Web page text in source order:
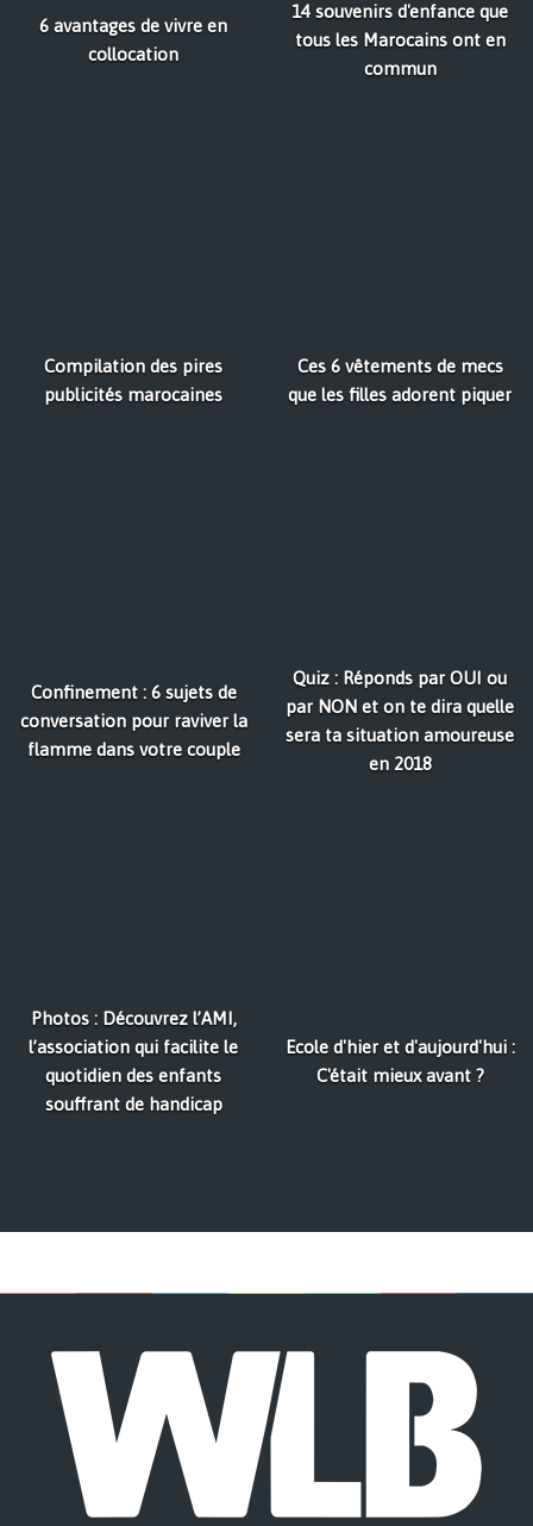
6 avantages de vivre en
collocation
14 souvenirs d'enfance que
tous les Marocains ont en
commun
Compilation des pires
publicités marocaines
Ces 6 vêtements de mecs
que les filles adorent piquer
Confinement : 6 sujets de
conversation pour raviver la
flamme dans votre couple
Quiz : Réponds par OUI ou
par NON et on te dira quelle
sera ta situation amoureuse
en 2018
Photos : Découvrez l’AMI,
l’association qui facilite le
quotidien des enfants
souffrant de handicap
Ecole d'hier et d'aujourd'hui :
C'était mieux avant ?